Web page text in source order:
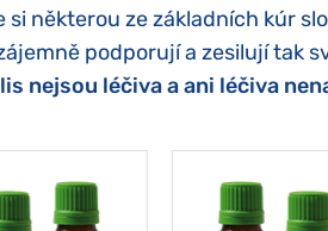
si některou ze základních kúr
podporují a zesilují tak
nejsou léčiva a ani léčiva